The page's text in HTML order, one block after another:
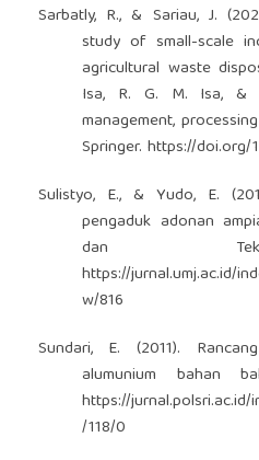
Sarbatly, R., & Sariau, J.
study of small-scale
agricultural waste
Isa, R. G. M. Isa, &
management,
Springer.https://doi.org/
Sulistyo, E., & Yudo, E.
pengaduk adonan
dan
https://jurnal.umj.ac.id/
w/816
Sundari, E. (2011).
alumunium bahan
https://
/118/0